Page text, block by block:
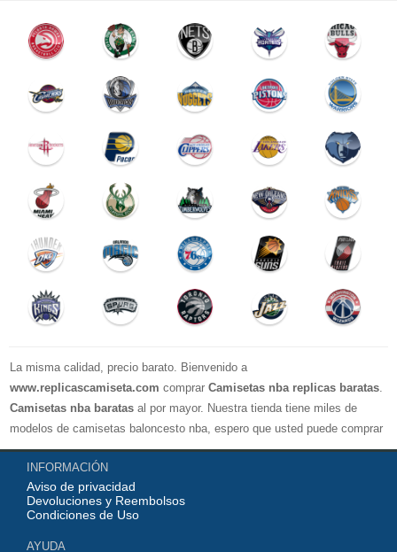
La misma calidad, precio barato. Bienvenido a
www.replicascamiseta.com comprar Camisetas nba replicas baratas
Camisetas nba baratas al por mayor. Nuestra tienda tiene miles de
modelos de camisetas baloncesto nba, espero que usted puede comprar
su camiseta de baloncesto favorito!
INFORMACIÓN
Aviso de privacidad
Devoluciones y Reembolsos
Condiciones de Uso
AYUDA